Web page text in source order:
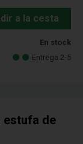
a la cesta
En stock
Entrega 2-5
de